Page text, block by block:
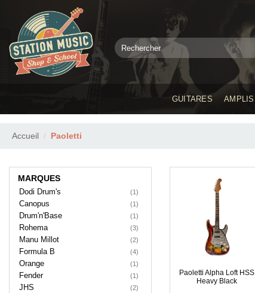
contenu
Recherche
pour :
GUITARES AMPLIS
Accueil / Paoletti
MARQUES
Dodi Drum's (1)
Canopus (1)
Drum'n'Base (1)
Rohema (3)
Manu Millot (2)
Formula B (4)
Orange (1)
Fender (1)
JHS (2)
Paoletti Alpha Loft HSS
Heavy Black